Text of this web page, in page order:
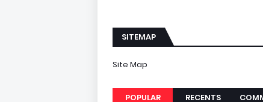
SITEMAP
Site Map
POPULAR RECENTS